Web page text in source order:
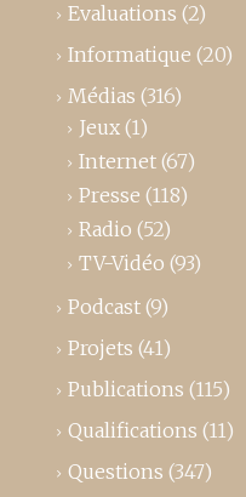
Evaluations (2)
Informatique (20)
Médias (316)
Jeux (1)
Internet (67)
Presse (118)
Radio (52)
TV-Vidéo (93)
Podcast (9)
Projets (41)
Publications (115)
Qualifications (11)
Questions (347)